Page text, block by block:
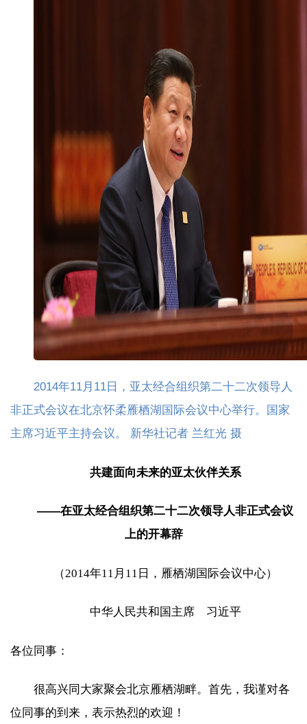
2014年11月11日，亚太经合组织第二十二次领导人
非正式会议在北京怀柔雁栖湖国际会议中心举行。国家
主席习近平主持会议。 新华社记者 兰红光 摄
共建面向未来的亚太伙伴关系
——在亚太经合组织第二十二次领导人非正式会议
上的开幕辞
（2014年11月11日，雁栖湖国际会议中心）
中华人民共和国主席 习近平
各位同事：
很高兴同大家聚会北京雁栖湖畔。首先，我谨对各
位同事的到来，表示热烈的欢迎！